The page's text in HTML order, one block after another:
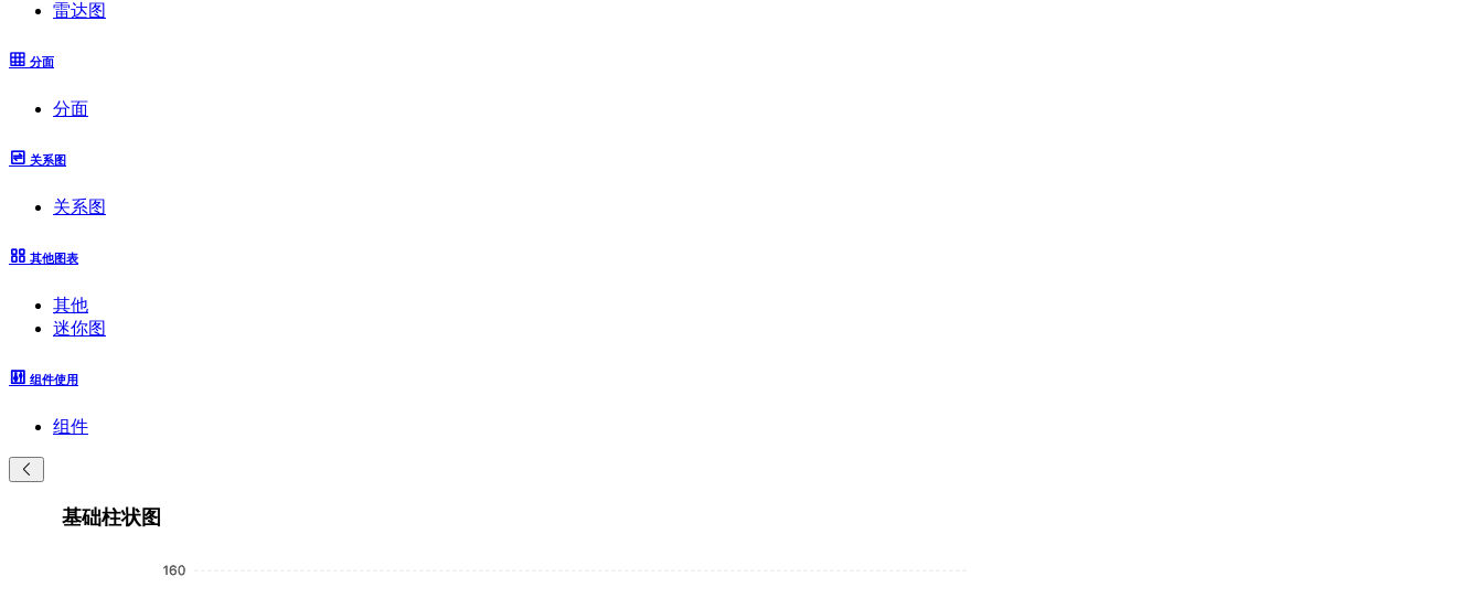
雷达图
分面
分面
关系图
关系图
其他图表
其他
迷你图
组件使用
组件
基础柱状图